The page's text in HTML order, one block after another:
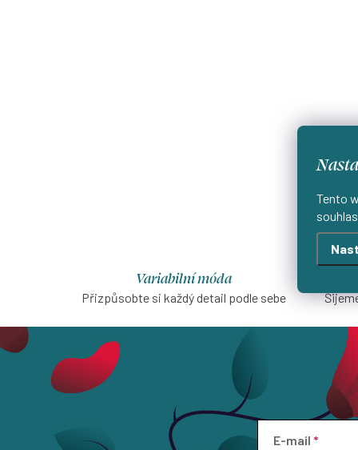
Tento
Variabilní móda
Přizpůsobte si každý detail podle sebe
E-mail